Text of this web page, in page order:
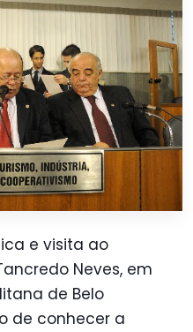
e visita ao
Neves, em
de Belo
de conhecer a